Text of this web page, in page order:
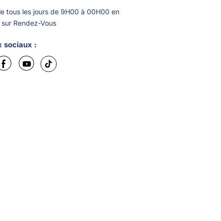
tous les jours de 9H00 à 00H00 en
Rendez-Vous
sociaux :